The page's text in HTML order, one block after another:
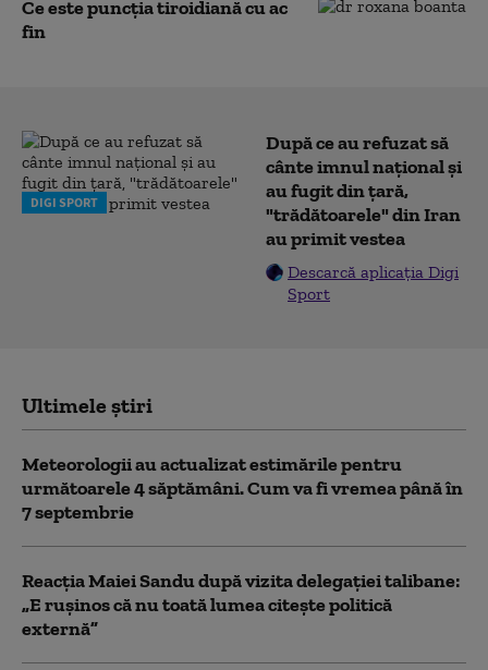
Ce este puncția tiroidiană cu ac
fin
DIGI SPORT
După ce au refuzat să
cânte imnul naţional şi
au fugit din ţară,
"trădătoarele" din Iran
au primit vestea
Descarcă aplicația Digi
Sport
Ultimele știri
Meteorologii au actualizat estimările pentru
următoarele 4 săptămâni. Cum va fi vremea până în
7 septembrie
Reacția Maiei Sandu după vizita delegaţiei talibane:
„E ruşinos că nu toată lumea citeşte politică
externă”